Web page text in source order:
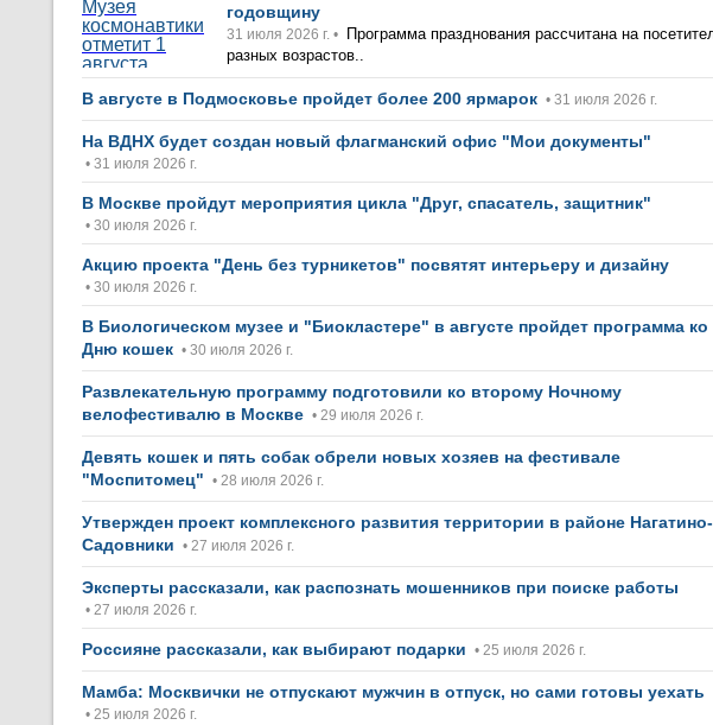
годовщину
31 июля 2026 г. •
Программа празднования рассчитана на
разных возрастов..
В августе в Подмосковье пройдет более 200 ярмарок • 31 июля 2026 г.
На ВДНХ будет создан новый флагманский офис "Мои документы"
• 31 июля 2026 г.
В Москве пройдут мероприятия цикла "Друг, спасатель, защитник"
• 30 июля 2026 г.
Акцию проекта "День без турникетов" посвятят интерьеру и дизайну
• 30 июля 2026 г.
В Биологическом музее и "Биокластере" в августе пройдет программа ко
Дню кошек • 30 июля 2026 г.
Развлекательную программу подготовили ко второму Ночному
велофестивалю в Москве • 29 июля 2026 г.
Девять кошек и пять собак обрели новых хозяев на фестивале
"Моспитомец" • 28 июля 2026 г.
Утвержден проект комплексного развития территории в районе Нагатино-
Садовники • 27 июля 2026 г.
Эксперты рассказали, как распознать мошенников при поиске работы
• 27 июля 2026 г.
Россияне рассказали, как выбирают подарки • 25 июля 2026 г.
Мамба: Москвички не отпускают мужчин в отпуск, но сами готовы уехать
• 25 июля 2026 г.